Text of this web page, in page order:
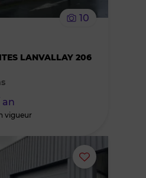
des
10
LANVALLAY 206
an
vigueur
Ajouter